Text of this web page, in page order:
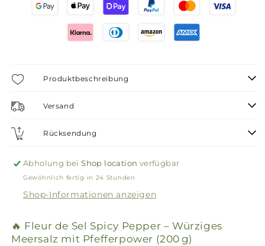
Produktbeschreibung
Versand
Rücksendung
Abholung beiShop location verfügbar
Gewöhnlich fertig in 24 Stunden
Shop-Informationen anzeigen
🔥 Fleur de Sel Spicy Pepper – Würziges
Meersalz mit Pfefferpower (200 g)